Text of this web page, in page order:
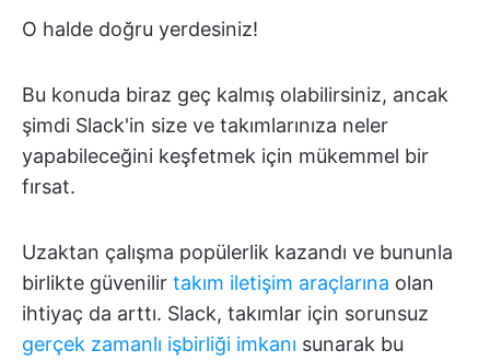
O halde doğru yerdesiniz!
Bu konuda biraz geç kalmış olabilirsiniz, ancak
şimdi Slack'in size ve takımlarınıza neler
yapabileceğini keşfetmek için mükemmel bir
fırsat.
Uzaktan çalışma popülerlik kazandı ve bununla
birlikte güvenilir takım iletişim araçlarına olan
ihtiyaç da arttı. Slack, takımlar için sorunsuz
gerçek zamanlı işbirliği imkanı sunarak bu